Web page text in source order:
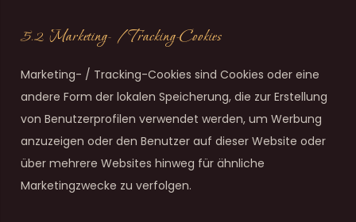
5.2 Marketing- / Tracking-Cookies
Marketing- / Tracking-Cookies sind Cookies oder eine
andere Form der lokalen Speicherung, die zur Erstellung
von Benutzerprofilen verwendet werden, um Werbung
anzuzeigen oder den Benutzer auf dieser Website oder
über mehrere Websites hinweg für ähnliche
Marketingzwecke zu verfolgen.